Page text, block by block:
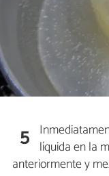
5 líquida en la
anteriormente y